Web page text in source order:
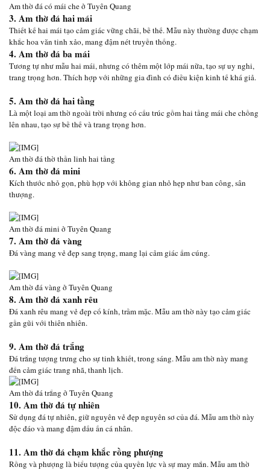
Am thờ đá có mái che ở Tuyên Quang
3. Am thờ đá hai mái
Thiết kế hai mái tạo cảm giác vững chãi, bề thế. Mẫu này thường được chạm
khắc hoa văn tinh xảo, mang đậm nét truyền thống.
4. Am thờ đá ba mái
Tương tự như mẫu hai mái, nhưng có thêm một lớp mái nữa, tạo sự uy nghi,
trang trọng hơn. Thích hợp với những gia đình có điều kiện kinh tế khá giả.
5. Am thờ đá hai tầng
Là một loại am thờ ngoài trời nhưng có cấu trúc gồm hai tầng mái che chồng
lên nhau, tạo sự bề thế và trang trọng hơn.
Am thờ đá thờ thần linh hai tầng
6. Am thờ đá mini
Kích thước nhỏ gọn, phù hợp với không gian nhỏ hẹp như ban công, sân
thượng.
Am thờ đá mini ở Tuyên Quang
7. Am thờ đá vàng
Đá vàng mang vẻ đẹp sang trọng, mang lại cảm giác ấm cúng.
Am thờ đá vàng ở Tuyên Quang
8. Am thờ đá xanh rêu
Đá xanh rêu mang vẻ đẹp cổ kính, trầm mặc. Mẫu am thờ này tạo cảm giác
gần gũi với thiên nhiên.
9. Am thờ đá trắng
Đá trắng tượng trưng cho sự tinh khiết, trong sáng. Mẫu am thờ này mang
đến cảm giác trang nhã, thanh lịch.
Am thờ đá trắng ở Tuyên Quang
10. Am thờ đá tự nhiên
Sử dụng đá tự nhiên, giữ nguyên vẻ đẹp nguyên sơ của đá. Mẫu am thờ này
độc đáo và mang đậm dấu ấn cá nhân.
11. Am thờ đá chạm khắc rồng phượng
Rồng và phượng là biểu tượng của quyền lực và sự may mắn. Mẫu am thờ